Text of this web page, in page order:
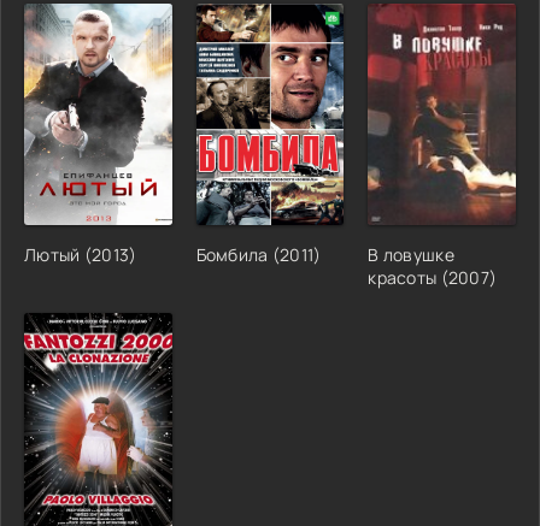
Лютый (2013) Бомбила (2011)
В ловушке
красоты (2007)